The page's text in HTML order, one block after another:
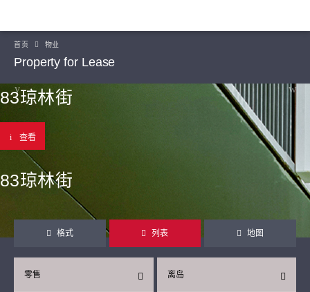
首页 物业
Property for Lease
83琼林街
查看
83琼林街
格式 列表 地图
离岛
零售